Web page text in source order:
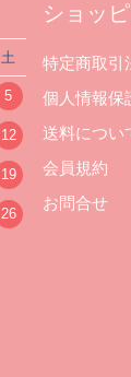
土
5
12
19
26
ショッ
特定商取引
個人情報保
送料につい
会員規約
お問合せ